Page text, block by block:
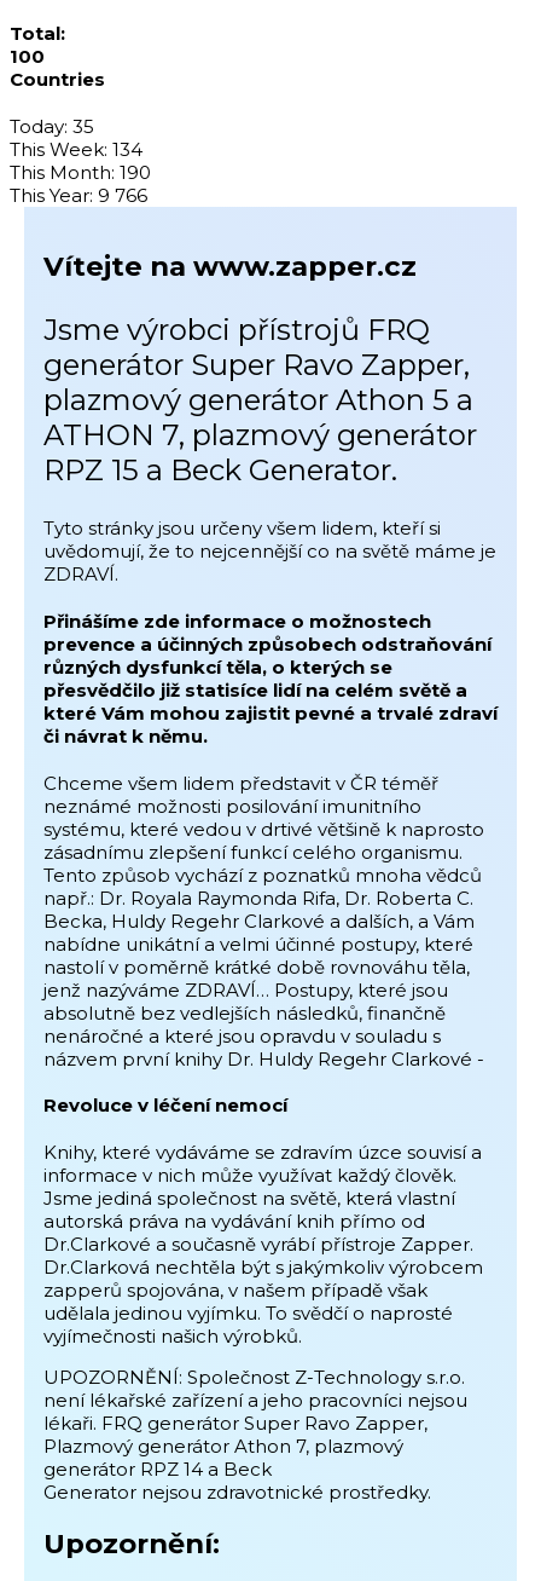
Total:
100
Countries
Today: 35
This Week: 134
This Month: 190
This Year: 9 766
Vítejte na www.zapper.cz
Jsme výrobci přístrojů FRQ
generátor Super Ravo Zapper,
plazmový generátor Athon 5 a
ATHON 7, plazmový generátor
RPZ 15 a Beck Generator.
Tyto stránky jsou určeny všem lidem, kteří si
uvědomují, že to nejcennější co na světě máme je
ZDRAVÍ.
Přinášíme zde informace o možnostech
prevence a účinných způsobech odstraňování
různých dysfunkcí těla, o kterých se
přesvědčilo již statisíce lidí na celém světě a
které Vám mohou zajistit pevné a trvalé zdraví
či návrat k němu.
Chceme všem lidem představit v ČR téměř
neznámé možnosti posilování imunitního
systému, které vedou v drtivé většině k naprosto
zásadnímu zlepšení funkcí celého organismu.
Tento způsob vychází z poznatků mnoha vědců
např.: Dr. Royala Raymonda Rifa, Dr. Roberta C.
Becka, Huldy Regehr Clarkové a dalších, a Vám
nabídne unikátní a velmi účinné postupy, které
nastolí v poměrně krátké době rovnováhu těla,
jenž nazýváme ZDRAVÍ… Postupy, které jsou
absolutně bez vedlejších následků, finančně
nenáročné a které jsou opravdu v souladu s
názvem první knihy Dr. Huldy Regehr Clarkové -
Revoluce v léčení nemocí
Knihy, které vydáváme se zdravím úzce souvisí a
informace v nich může využívat každý člověk.
Jsme jediná společnost na světě, která vlastní
autorská práva na vydávání knih přímo od
Dr.Clarkové a současně vyrábí přístroje Zapper.
Dr.Clarková nechtěla být s jakýmkoliv výrobcem
zapperů spojována, v našem případě však
udělala jedinou vyjímku. To svědčí o naprosté
vyjímečnosti našich výrobků.
UPOZORNĚNÍ: Společnost Z-Technology s.r.o.
není lékařské zařízení a jeho pracovníci nejsou
lékaři. FRQ generátor Super Ravo Zapper,
Plazmový generátor Athon 7, plazmový
generátor RPZ 14 a Beck
Generator nejsou zdravotnické prostředky.
Upozornění: